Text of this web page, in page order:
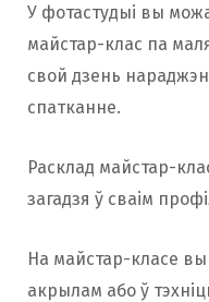
У фотастудыі вы
майстар-клас па
свой дзень
спатканне.
Расклад майстар-
загадзя ў сваім
На майстар-класе
акрылам або ў